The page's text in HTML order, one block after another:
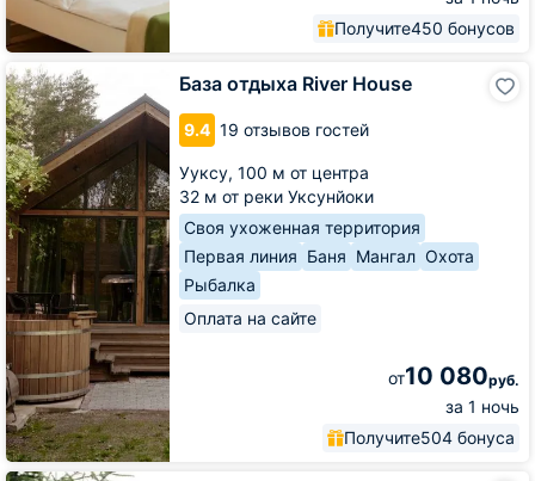
Получите450 бонусов
База отдыха River House
9.4 19 отзывов гостей
Ууксу, 100 м от центра
32 м от реки Уксунйоки
Своя ухоженная территория
Первая линия Баня Мангал Охота
Рыбалка
Оплата на сайте
от10 080руб.
за 1 ночь
Получите504 бонуса
База
отдыха
River
House